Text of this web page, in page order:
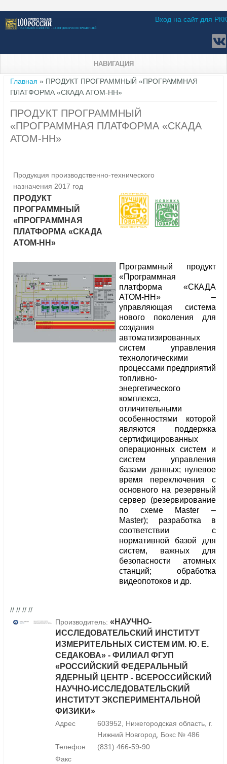
Вход на сайт для РКК
НАВИГАЦИЯ
Вы здесь
Главная » ПРОДУКТ ПРОГРАММНЫЙ «ПРОГРАММНАЯ
ПЛАТФОРМА «СКАДА АТОМ-НН»
ПРОДУКТ ПРОГРАММНЫЙ
«ПРОГРАММНАЯ ПЛАТФОРМА «СКАДА
АТОМ-НН»
Продукция производственно-технического
назначения 2017 год
ПРОДУКТ
ПРОГРАММНЫЙ
«ПРОГРАММНАЯ
ПЛАТФОРМА «СКАДА
АТОМ-НН»
Программный продукт
«Программная
платформа «СКАДА
АТОМ-НН» –
управляющая система
нового поколения для
создания
автоматизированных
систем управления
технологическими
процессами предприятий
топливно-
энергетического
комплекса,
отличительными
особенностями которой
являются поддержка
сертифицированных
операционных систем и
систем управления
базами данных; нулевое
время переключения с
основного на резервный
сервер (резервирование
по схеме Master –
Master); разработка в
соответствии с
нормативной базой для
систем, важных для
безопасности атомных
станций; обработка
видеопотоков и др.
// // // //
Производитель: «НАУЧНО-
ИССЛЕДОВАТЕЛЬСКИЙ ИНСТИТУТ
ИЗМЕРИТЕЛЬНЫХ СИСТЕМ ИМ. Ю. Е.
СЕДАКОВА» - ФИЛИАЛ ФГУП
«РОССИЙСКИЙ ФЕДЕРАЛЬНЫЙ
ЯДЕРНЫЙ ЦЕНТР - ВСЕРОССИЙСКИЙ
НАУЧНО-ИССЛЕДОВАТЕЛЬСКИЙ
ИНСТИТУТ ЭКСПЕРИМЕНТАЛЬНОЙ
ФИЗИКИ»
Адрес
603952, Нижегородская область, г.
Нижний Новгород, Бокс № 486
Телефон
(831) 466-59-90
Факс